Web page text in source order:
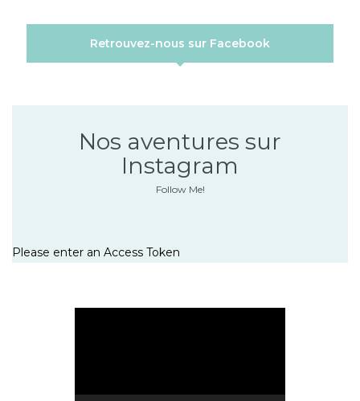
Retrouvez-nous sur Facebook
Nos aventures sur
Instagram
Follow Me!
Please enter an Access Token